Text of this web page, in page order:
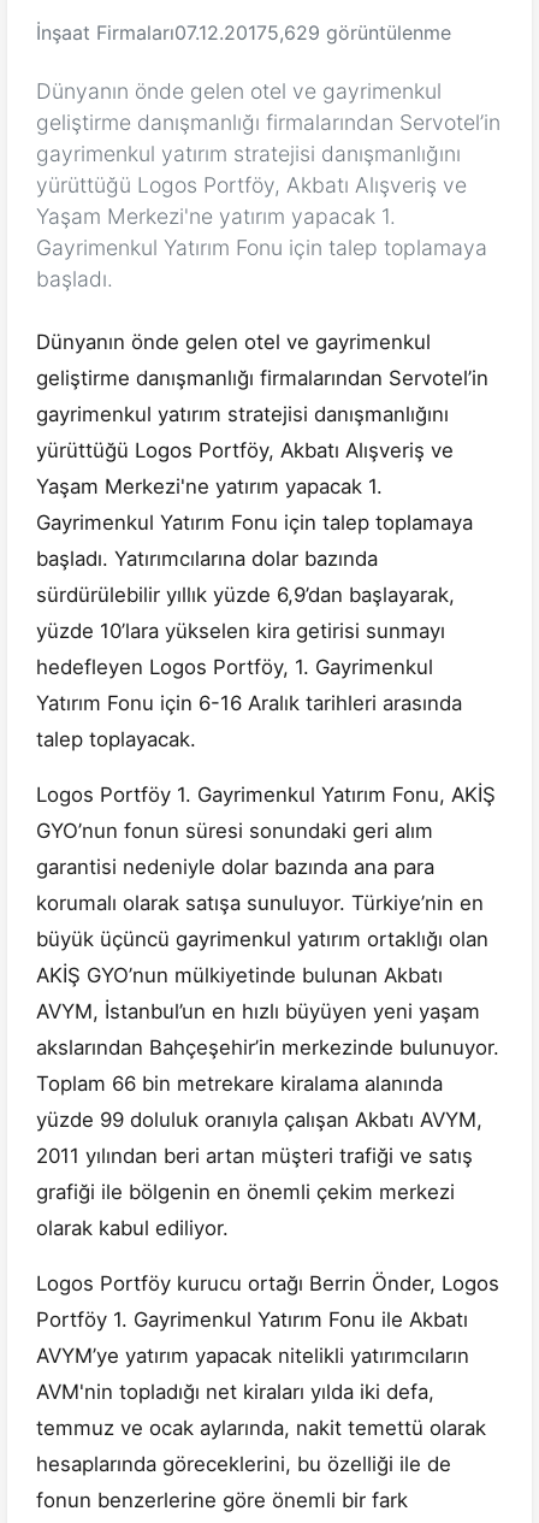
İnşaat Firmaları07.12.20175,629 görüntülenme
Dünyanın önde gelen otel ve gayrimenkul
geliştirme danışmanlığı firmalarından Servotel’in
gayrimenkul yatırım stratejisi danışmanlığını
yürüttüğü Logos Portföy, Akbatı Alışveriş ve
Yaşam Merkezi'ne yatırım yapacak 1.
Gayrimenkul Yatırım Fonu için talep toplamaya
başladı.
Dünyanın önde gelen otel ve gayrimenkul
geliştirme danışmanlığı firmalarından Servotel’in
gayrimenkul yatırım stratejisi danışmanlığını
yürüttüğü Logos Portföy, Akbatı Alışveriş ve
Yaşam Merkezi'ne yatırım yapacak 1.
Gayrimenkul Yatırım Fonu için talep toplamaya
başladı. Yatırımcılarına dolar bazında
sürdürülebilir yıllık yüzde 6,9’dan başlayarak,
yüzde 10’lara yükselen kira getirisi sunmayı
hedefleyen Logos Portföy, 1. Gayrimenkul
Yatırım Fonu için 6-16 Aralık tarihleri arasında
talep toplayacak.
Logos Portföy 1. Gayrimenkul Yatırım Fonu, AKİŞ
GYO’nun fonun süresi sonundaki geri alım
garantisi nedeniyle dolar bazında ana para
korumalı olarak satışa sunuluyor. Türkiye’nin en
büyük üçüncü gayrimenkul yatırım ortaklığı olan
AKİŞ GYO’nun mülkiyetinde bulunan Akbatı
AVYM, İstanbul’un en hızlı büyüyen yeni yaşam
akslarından Bahçeşehir’in merkezinde bulunuyor.
Toplam 66 bin metrekare kiralama alanında
yüzde 99 doluluk oranıyla çalışan Akbatı AVYM,
2011 yılından beri artan müşteri trafiği ve satış
grafiği ile bölgenin en önemli çekim merkezi
olarak kabul ediliyor.
Logos Portföy kurucu ortağı Berrin Önder, Logos
Portföy 1. Gayrimenkul Yatırım Fonu ile Akbatı
AVYM’ye yatırım yapacak nitelikli yatırımcıların
AVM'nin topladığı net kiraları yılda iki defa,
temmuz ve ocak aylarında, nakit temettü olarak
hesaplarında göreceklerini, bu özelliği ile de
fonun benzerlerine göre önemli bir fark